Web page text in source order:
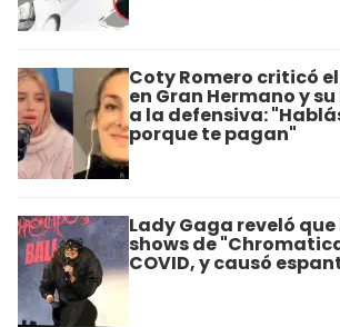
Coty Romero criticó
en Gran Hermano y
a la defensiva:
porque te pagan"
Lady Gaga reveló
shows de
COVID, y causó